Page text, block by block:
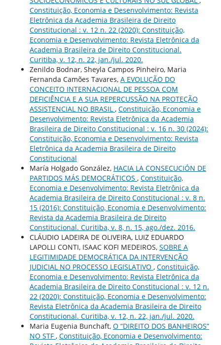
Constituição, Economia e Desenvolvimento: Revista
Eletrônica da Academia Brasileira de Direito
Constitucional : v. 12 n. 22 (2020): Constituição,
Economia e Desenvolvimento: Revista Eletrônica da
Academia Brasileira de Direito Constitucional.
Curitiba, v. 12, n. 22, jan./jul. 2020.
Zenildo Bodnar, Sheyla Campos Pinheiro, Maria
Fernanda Camões Tavares, A EVOLUÇÃO DO
CONCEITO INTERNACIONAL DE PESSOA COM
DEFICIÊNCIA E A SUA REPERCUSSÃO NA PROTEÇÃO
ASSISTENCIAL NO BRASIL , Constituição, Economia e
Desenvolvimento: Revista Eletrônica da Academia
Brasileira de Direito Constitucional : v. 16 n. 30 (2024):
Constituição, Economia e Desenvolvimento: Revista
Eletrônica da Academia Brasileira de Direito
Constitucional
María Holgado González, HACIA LA CONSECUCIÓN DE
PARTIDOS MÁS DEMOCRÁTICOS , Constituição,
Economia e Desenvolvimento: Revista Eletrônica da
Academia Brasileira de Direito Constitucional : v. 8 n.
15 (2016): Constituição, Economia e Desenvolvimento:
Revista da Academia Brasileira de Direito
Constitucional. Curitiba, v. 8, n. 15, ago./dez. 2016.
CLÁUDIO LADEIRA DE OLIVEIRA, LUIZ EDUARDO
LAPOLLI CONTI, ISAAC KOFI MEDEIROS, SOBRE A
LEGITIMIDADE DEMOCRÁTICA DA INTERVENÇÃO
JUDICIAL NO PROCESSO LEGISLATIVO , Constituição,
Economia e Desenvolvimento: Revista Eletrônica da
Academia Brasileira de Direito Constitucional : v. 12 n.
22 (2020): Constituição, Economia e Desenvolvimento:
Revista Eletrônica da Academia Brasileira de Direito
Constitucional. Curitiba, v. 12, n. 22, jan./jul. 2020.
Maria Eugenia Bunchaft, O “DIREITO DOS BANHEIROS”
NO STF , Constituição, Economia e Desenvolvimento: